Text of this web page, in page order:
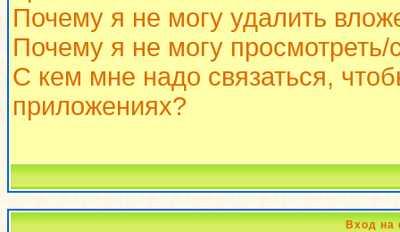
Почему я не могу удалить
Почему я не могу просмотреть/
С кем мне надо связаться,
приложениях?
Вход на